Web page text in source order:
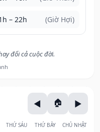
– 22h (Giờ Hợi)
đổi cả cuộc đời.
THỨ SÁU THỨ BẢY CHỦ NHẬT